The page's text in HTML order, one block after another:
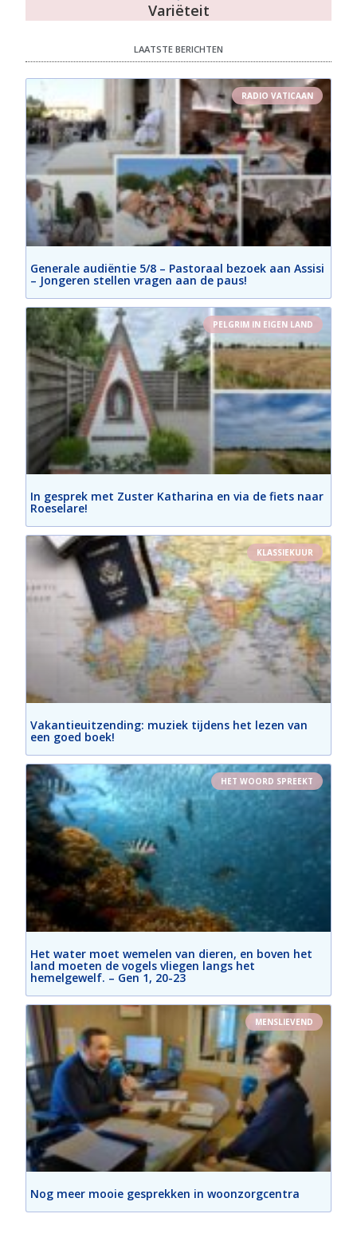
Variëteit
LAATSTE BERICHTEN
RADIO VATICAAN
Generale audiëntie 5/8 – Pastoraal bezoek aan Assisi
– Jongeren stellen vragen aan de paus!
PELGRIM IN EIGEN LAND
In gesprek met Zuster Katharina en via de fiets naar
Roeselare!
KLASSIEKUUR
Vakantieuitzending: muziek tijdens het lezen van
een goed boek!
HET WOORD SPREEKT
Het water moet wemelen van dieren, en boven het
land moeten de vogels vliegen langs het
hemelgewelf. – Gen 1, 20-23
MENSLIEVEND
Nog meer mooie gesprekken in woonzorgcentra